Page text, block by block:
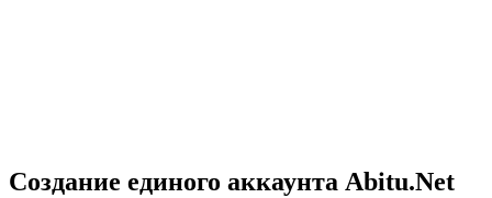
Создание единого аккаунта Abitu.Net